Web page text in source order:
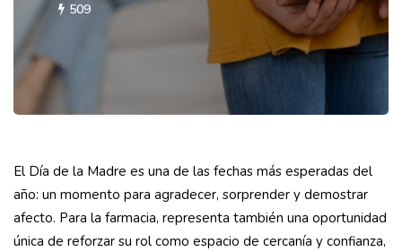
509
El Día de la Madre es una de las fechas más esperadas del
año: un momento para agradecer, sorprender y demostrar
afecto. Para la farmacia, representa también una oportunidad
única de reforzar su rol como espacio de cercanía y confianza,